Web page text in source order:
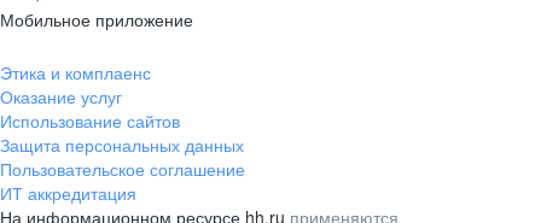
Мобильное приложение
Этика и комплаенс
Оказание услуг
Использование сайтов
Защита персональных данных
Пользовательское соглашение
ИТ аккредитация
На информационном ресурсе hh.ru применяются